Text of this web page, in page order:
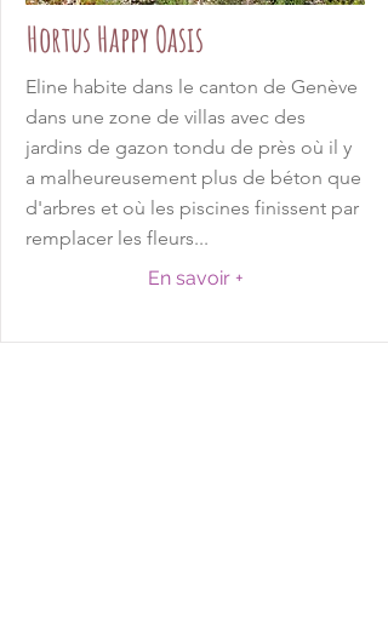
Hortus Happy Oasis
Eline habite dans le canton de Genève
dans une zone de villas avec des
jardins de gazon tondu de près où il y
a malheureusement plus de béton que
d'arbres et où les piscines finissent par
remplacer les fleurs...
En savoir +